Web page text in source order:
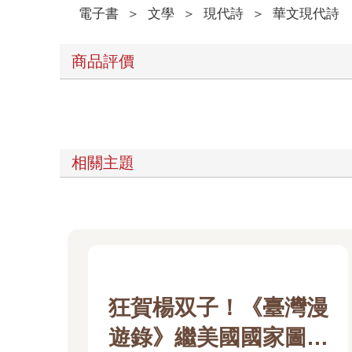
電子書 ＞ 文學 ＞ 現代詩 ＞ 華文現代詩
商品評價
相關主題
狂賀楊双子！《臺灣漫
遊錄》繼美國國家圖書